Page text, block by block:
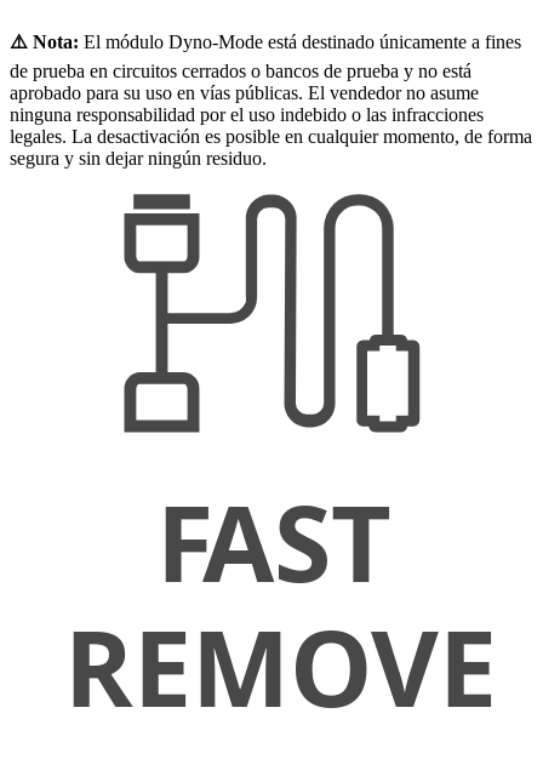
⚠️ Nota: El módulo Dyno-Mode está destinado únicamente a fines
de prueba en circuitos cerrados o bancos de prueba y no está
aprobado para su uso en vías públicas. El vendedor no asume
ninguna responsabilidad por el uso indebido o las infracciones
legales. La desactivación es posible en cualquier momento, de forma
segura y sin dejar ningún residuo.